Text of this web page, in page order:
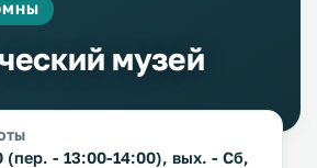
музей
(пер. - 13:00-14:00), вых. - Сб,